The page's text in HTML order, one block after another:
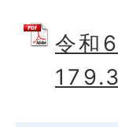
令和